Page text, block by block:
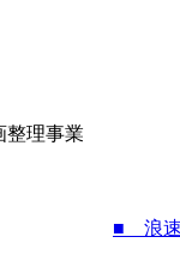
理事業
■ 浪